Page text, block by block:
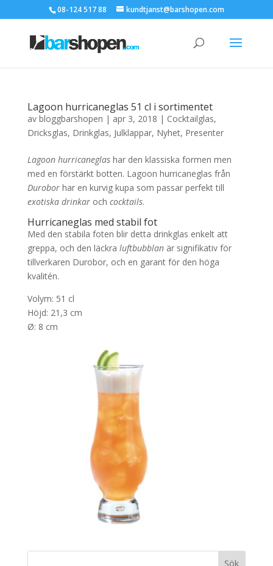
08-124 517 88 kundtjanst@barshopen.com
Lagoon hurricaneglas 51 cl i sortimentet
av bloggbarshopen | apr 3, 2018 | Cocktailglas,
Dricksglas, Drinkglas, Julklappar, Nyhet, Presenter
Lagoon hurricaneglashar den klassiska formen men
med en förstärkt botten. Lagoon hurricaneglas från
Duroborhar en kurvig kupa som passar perfekt till
exotiska drinkaroch cocktails.
Hurricaneglas med stabil fot
Med den stabila foten blir detta drinkglas enkelt att
greppa, och den läckra luftbubblanär signifikativ för
tillverkaren Durobor, och en garant för den höga
kvalitén.
Volym: 51 cl
Höjd: 21,3 cm
Ø: 8 cm